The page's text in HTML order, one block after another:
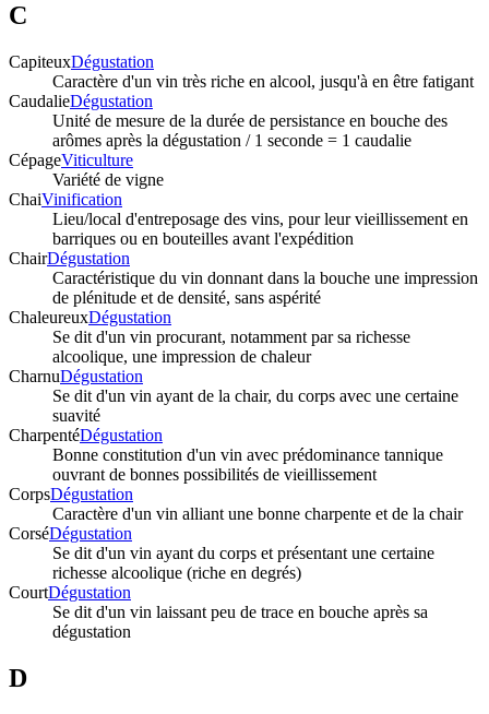
C
CapiteuxDégustation
Caractère d'un vin très riche en alcool, jusqu'à en être fatigant
CaudalieDégustation
Unité de mesure de la durée de persistance en bouche des
arômes après la dégustation / 1 seconde = 1 caudalie
CépageViticulture
Variété de vigne
ChaiVinification
Lieu/local d'entreposage des vins, pour leur vieillissement en
barriques ou en bouteilles avant l'expédition
ChairDégustation
Caractéristique du vin donnant dans la bouche une impression
de plénitude et de densité, sans aspérité
ChaleureuxDégustation
Se dit d'un vin procurant, notamment par sa richesse
alcoolique, une impression de chaleur
CharnuDégustation
Se dit d'un vin ayant de la chair, du corps avec une certaine
suavité
CharpentéDégustation
Bonne constitution d'un vin avec prédominance tannique
ouvrant de bonnes possibilités de vieillissement
CorpsDégustation
Caractère d'un vin alliant une bonne charpente et de la chair
CorséDégustation
Se dit d'un vin ayant du corps et présentant une certaine
richesse alcoolique (riche en degrés)
CourtDégustation
Se dit d'un vin laissant peu de trace en bouche après sa
dégustation
D